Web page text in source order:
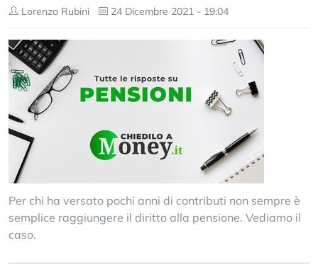
Lorenzo Rubini 24 Dicembre 2021 - 19:04
Per chi ha versato pochi anni di contributi non sempre è
semplice raggiungere il diritto alla pensione. Vediamo il
caso.